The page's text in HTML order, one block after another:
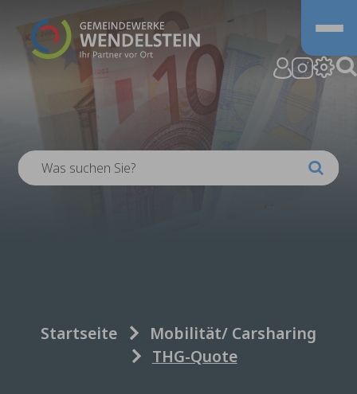
Startseite
Mobilität/ Carsharing
THG-Quote